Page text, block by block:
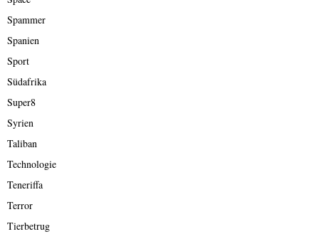
Spammer
Spanien
Sport
Südafrika
Super8
Syrien
Taliban
Technologie
Teneriffa
Terror
Tierbetrug